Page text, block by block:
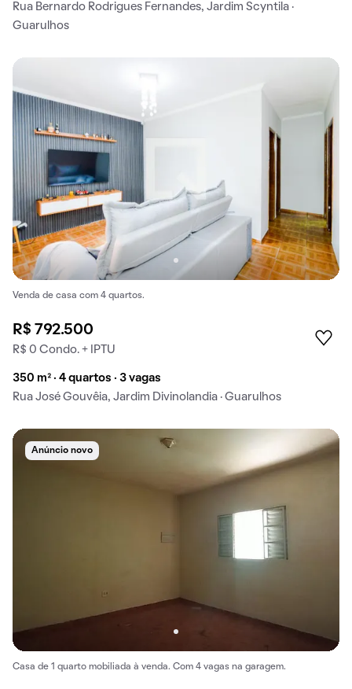
Rua Bernardo Rodrigues Fernandes, Jardim Scyntila ·
Guarulhos
Venda de casa com 4 quartos.
R$ 792.500
R$ 0 Condo. + IPTU
350 m² · 4 quartos · 3 vagas
Rua José Gouvêia, Jardim Divinolandia · Guarulhos
Anúncio novo
Casa de 1 quarto mobiliada à venda. Com 4 vagas na garagem.